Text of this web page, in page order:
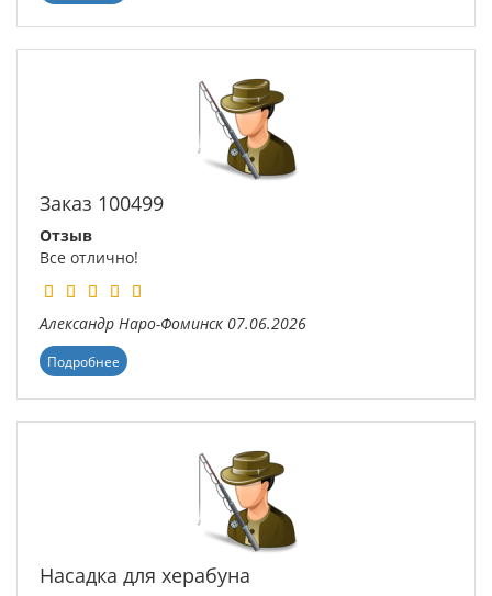
Заказ 100499
Отзыв
Все отлично!
Александр Наро-Фоминск 07.06.2026
Подробнее
Насадка для херабуна